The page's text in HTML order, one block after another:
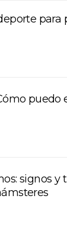
para
puedo
signos y